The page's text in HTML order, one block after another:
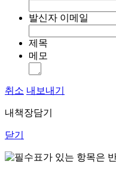
발신자 이메일
제목
메모
취소 내보내기
내책장담기
닫기
표가 있는 항목은